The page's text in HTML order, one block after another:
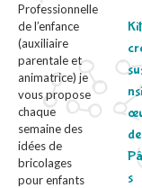
Professionnelle
de l’enfance
(auxiliaire
parentale et
animatrice) je
vous propose
chaque
semaine des
idées de
bricolages
pour enfants
Kit
de
s